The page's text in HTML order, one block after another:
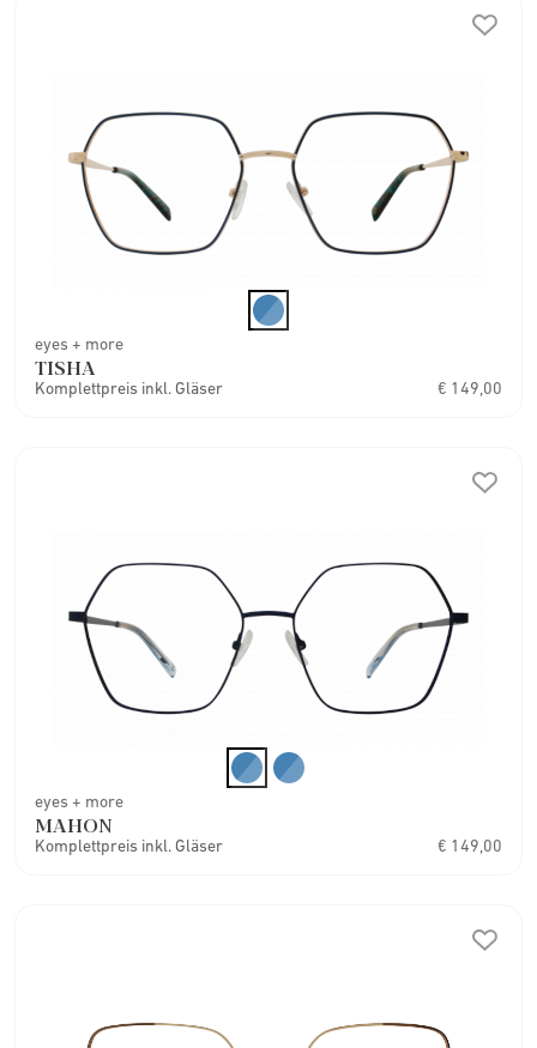
eyes + more
TISHA
Komplettpreis inkl. Gläser € 149,00
eyes + more
MAHON
Komplettpreis inkl. Gläser € 149,00